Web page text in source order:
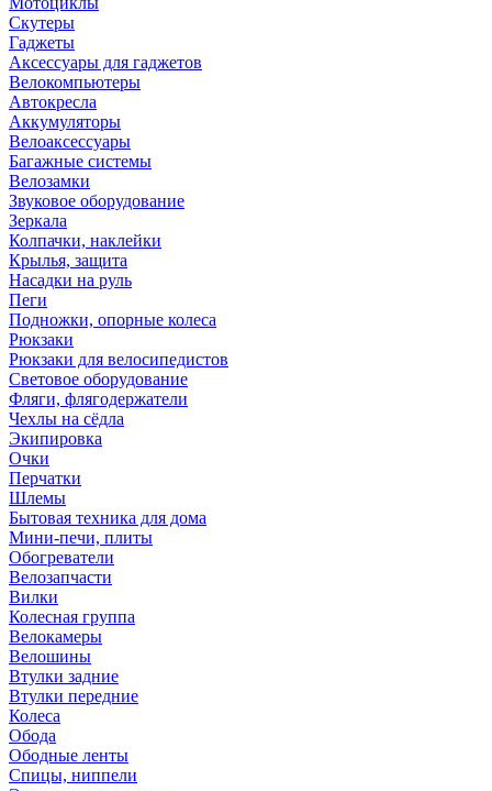
Скутеры
Гаджеты
Аксессуары для гаджетов
Велокомпьютеры
Автокресла
Аккумуляторы
Велоаксессуары
Багажные системы
Велозамки
Звуковое оборудование
Зеркала
Колпачки, наклейки
Крылья, защита
Насадки на руль
Пеги
Подножки, опорные колеса
Рюкзаки
Рюкзаки для велосипедистов
Световое оборудование
Фляги, флягодержатели
Чехлы на сёдла
Экипировка
Очки
Перчатки
Шлемы
Бытовая техника для дома
Мини-печи, плиты
Обогреватели
Велозапчасти
Вилки
Колесная группа
Велокамеры
Велошины
Втулки задние
Втулки передние
Колеса
Обода
Ободные ленты
Спицы, ниппели